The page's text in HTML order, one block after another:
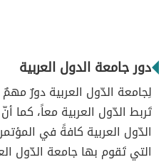
دور جامعة الدول العربية
لِجامعة الدّول العربية دورٌ
تَربط الدّول العربية معاً، كما
الدّول العربية كافةً في
التي تَقوم بها جامعة الدّول